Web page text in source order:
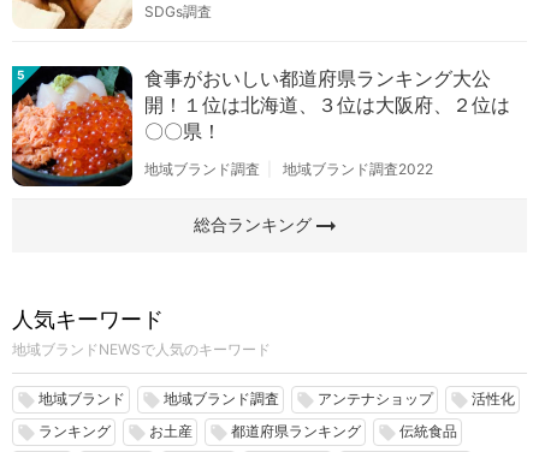
SDGs調査
5
食事がおいしい都道府県ランキング大公
開！１位は北海道、３位は大阪府、２位は
〇〇県！
地域ブランド調査 地域ブランド調査2022
総合ランキングarrow_right_alt
人気キーワード
地域ブランドNEWSで人気のキーワード
local_offer 地域ブランド local_offer 地域ブランド調査 local_offer アンテナショップ local_offer 活性化
local_offer ランキング local_offer お土産 local_offer 都道府県ランキング local_offer 伝統食品